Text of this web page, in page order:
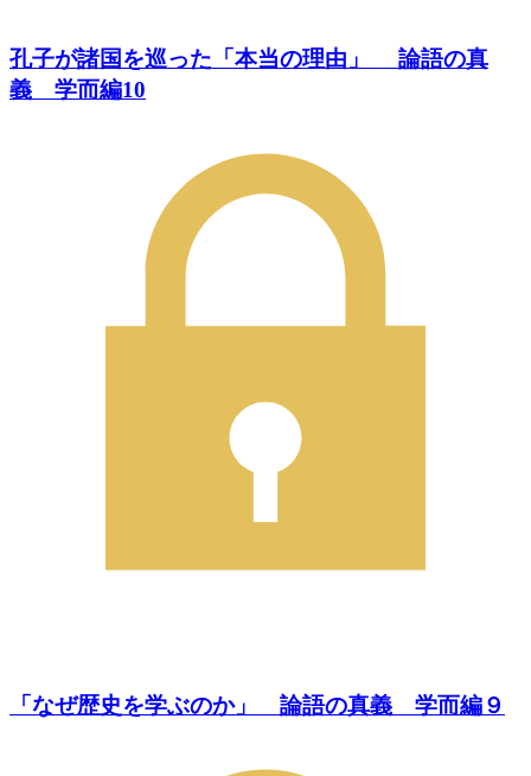
孔子が諸国を巡った「本当の理由」 論語の真
義 学而編10
「なぜ歴史を学ぶのか」 論語の真義 学而編９